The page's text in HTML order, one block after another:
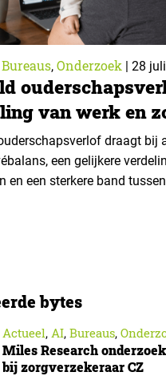
Bureaus, Onderzoek | 28
van werk en
draagt bij
een gelijkere
en een sterkere band
bytes
Actueel, AI, Bureaus,
Miles Research
bij zorgverzekeraar CZ